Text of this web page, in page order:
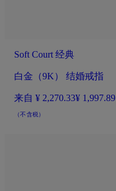
Soft Court 经典
白金（9K） 结婚戒指
来自 ¥ 2,270.33¥ 1,997.89
（不含税）